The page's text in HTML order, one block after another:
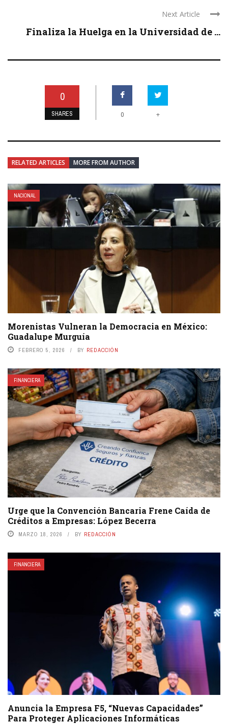
Next Article
Finaliza la Huelga en la Universidad de ...
0
SHARES 0 +
RELATED ARTICLES MORE FROM AUTHOR
NACIONAL
Morenistas Vulneran la Democracia en México:
Guadalupe Murguía
FEBRERO 5, 2026 BY REDACCIÓN
FINANCIERA
Urge que la Convención Bancaria Frene Caída de
Créditos a Empresas: López Becerra
MARZO 18, 2026 BY REDACCIÓN
FINANCIERA
Anuncia la Empresa F5, “Nuevas Capacidades”
Para Proteger Aplicaciones Informáticas